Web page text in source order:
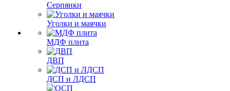
Серпянки
Уголки и маячки
МДФ плита
ДВП
ДСП и ЛДСП